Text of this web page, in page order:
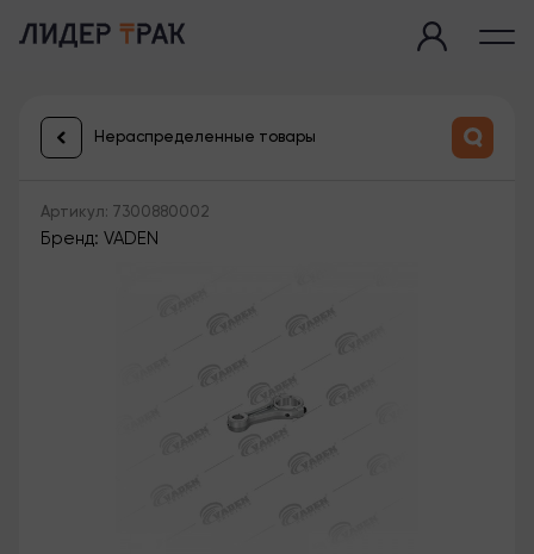
Нераспределенные товары
Артикул: 7300880002
Бренд: VADEN